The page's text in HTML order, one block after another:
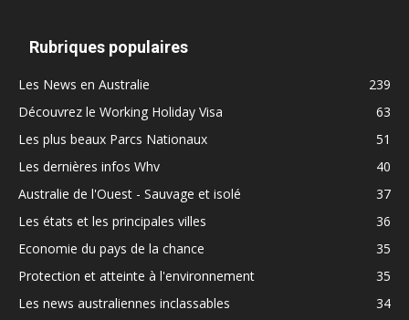
Rubriques populaires
Les News en Australie
239
Découvrez le Working Holiday Visa
63
Les plus beaux Parcs Nationaux
51
Les dernières infos Whv
40
Australie de l'Ouest - Sauvage et isolé
37
Les états et les principales villes
36
Economie du pays de la chance
35
Protection et atteinte à l'environnement
35
Les news australiennes inclassables
34